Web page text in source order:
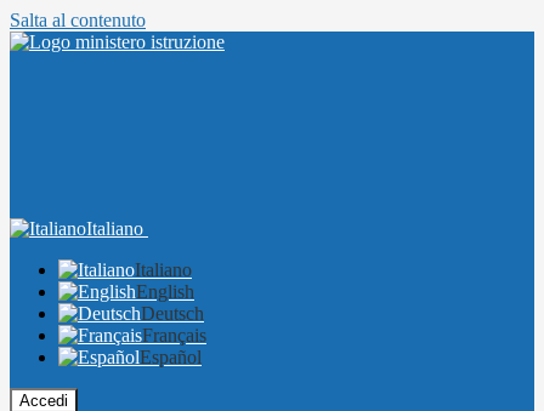
Salta al contenuto
Italiano
Italiano
English
Deutsch
Français
Español
Accedi